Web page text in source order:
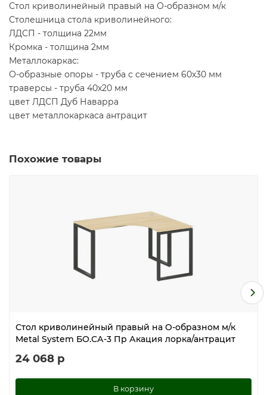
Стол криволинейный правый на О-образном м/к
Столешница стола криволинейного:
ЛДСП - толщина 22мм
Кромка - толщина 2мм
Металлокаркас:
О-образные опоры - труба с сечением 60х30 мм
траверсы - труба 40х20 мм
цвет ЛДСП Дуб Наварра
цвет металлокаркаса антрацит
Похожие товары
Стол криволинейный правый на О-образном м/к
Metal System БО.СА-3 Пр Акация лорка/антрацит
24 068 р
В корзину